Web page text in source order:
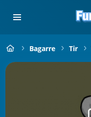
Bagarre Tir